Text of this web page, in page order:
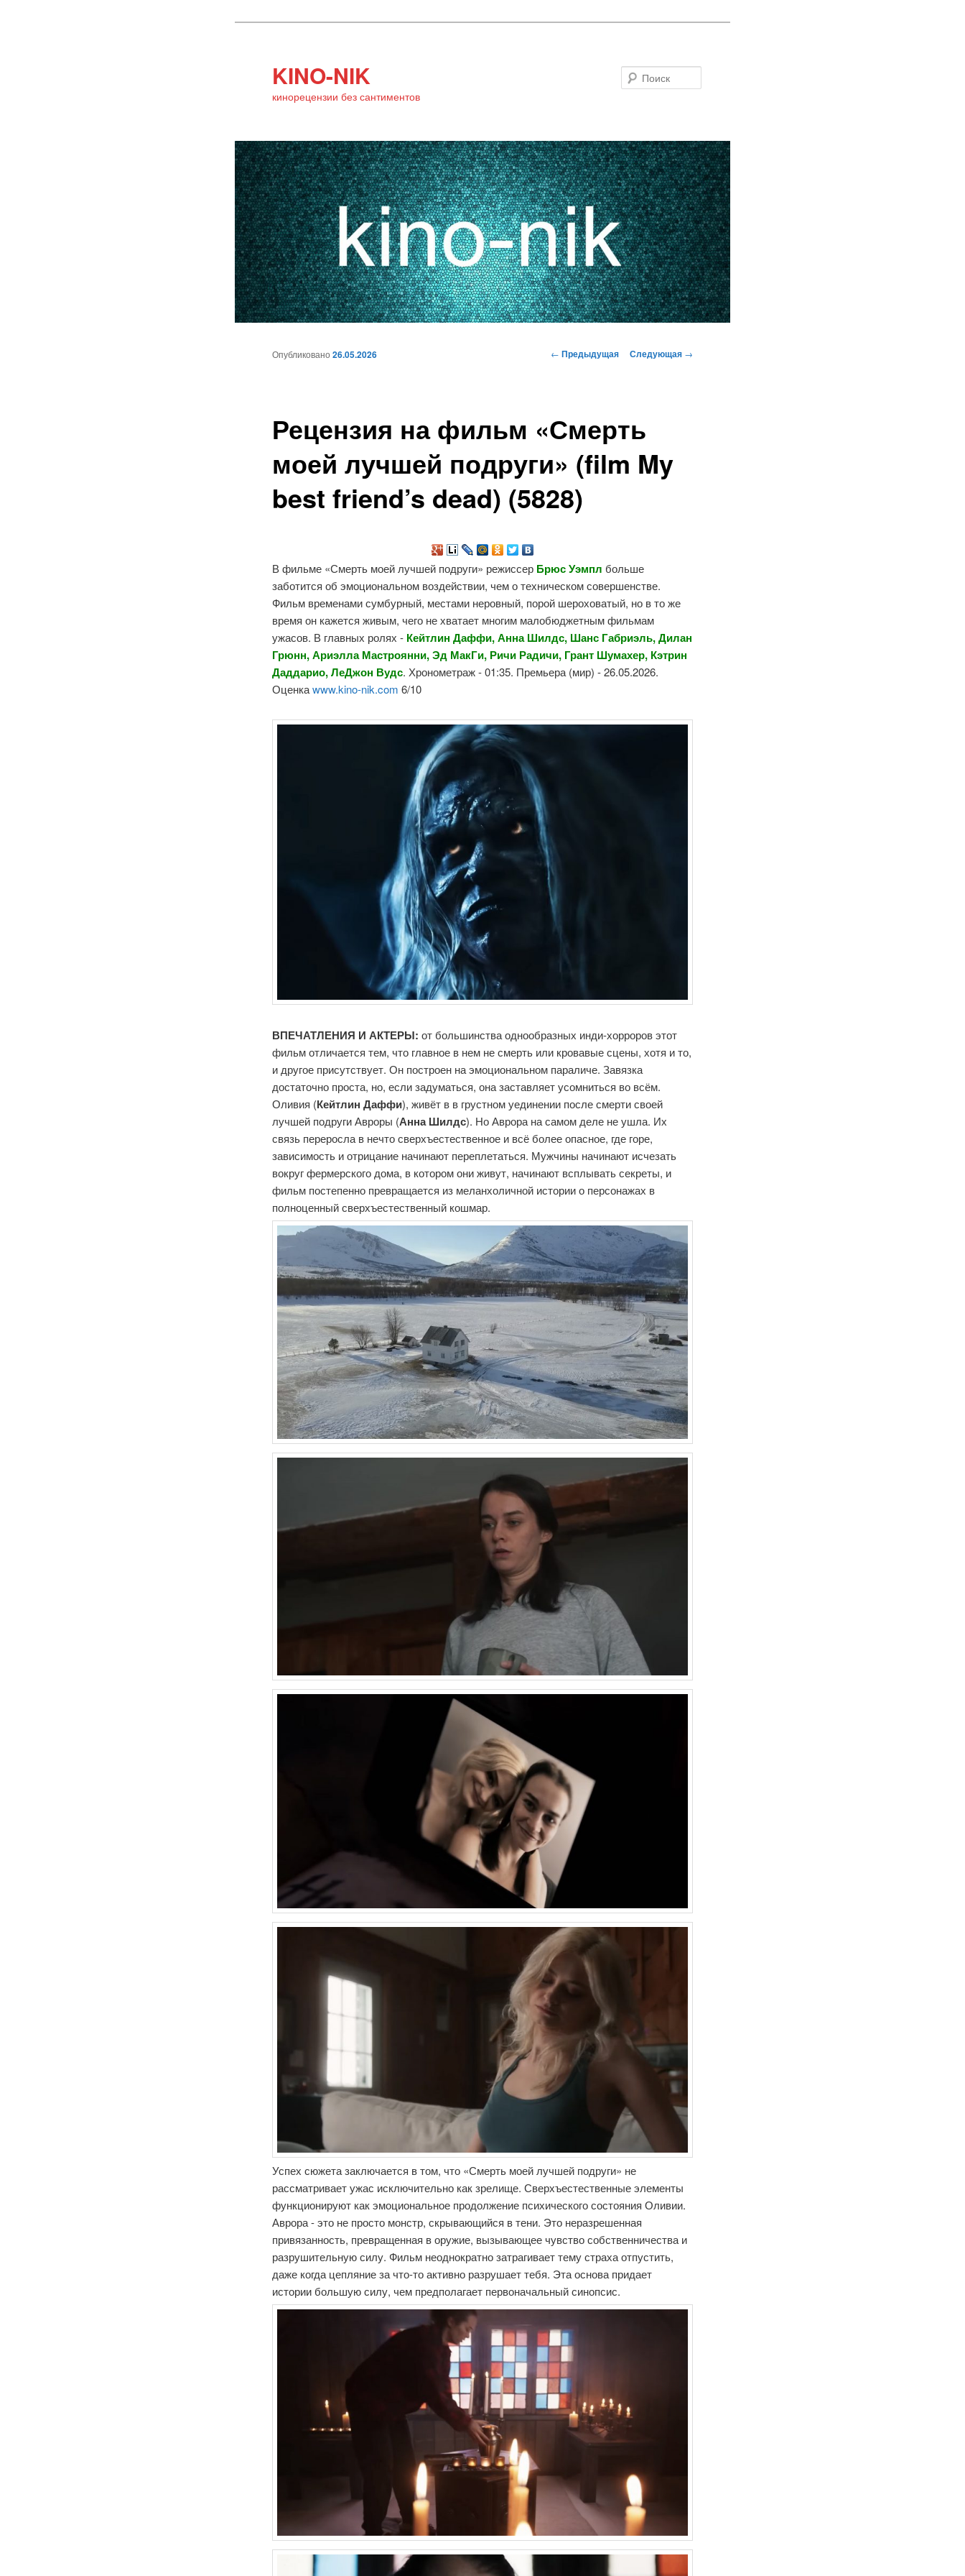
KINO-NIK
кинорецензии без сантиментов
содержимому
Навигация
← Предыдущая Следующая →
Рецензия на фильм «Смерть
моей лучшей подруги» (film My
best friend’s dead) (5828)
Опубликовано26.05.2026
В фильме «Смерть моей лучшей подруги» режиссер Брюс Уэмпл больше
заботится об эмоциональном воздействии, чем о техническом совершенстве.
Фильм временами сумбурный, местами неровный, порой шероховатый, но в то же
время он кажется живым, чего не хватает многим малобюджетным фильмам
ужасов. В главных ролях - Кейтлин Даффи, Анна Шилдс, Шанс Габриэль, Дилан
Грюнн, Ариэлла Мастроянни, Эд МакГи, Ричи Радичи, Грант Шумахер, Кэтрин
Даддарио, ЛеДжон Вудс. Хронометраж - 01:35. Премьера (мир) - 26.05.2026.
Оценкаwww.kino-nik.com 6/10
ВПЕЧАТЛЕНИЯ И АКТЕРЫ: от большинства однообразных инди-хорроров этот
фильм отличается тем, что главное в нем не смерть или кровавые сцены, хотя и то,
и другое присутствует. Он построен на эмоциональном параличе. Завязка
достаточно проста, но, если задуматься, она заставляет усомниться во всём.
Оливия (Кейтлин Даффи), живёт в в грустном уединении после смерти своей
лучшей подруги Авроры (Анна Шилдс). Но Аврора на самом деле не ушла. Их
связь переросла в нечто сверхъестественное и всё более опасное, где горе,
зависимость и отрицание начинают переплетаться. Мужчины начинают исчезать
вокруг фермерского дома, в котором они живут, начинают всплывать секреты, и
фильм постепенно превращается из меланхоличной истории о персонажах в
полноценный сверхъестественный кошмар.
Успех сюжета заключается в том, что «Смерть моей лучшей подруги» не
рассматривает ужас исключительно как зрелище. Сверхъестественные элементы
функционируют как эмоциональное продолжение психического состояния Оливии.
Аврора - это не просто монстр, скрывающийся в тени. Это неразрешенная
привязанность, превращенная в оружие, вызывающее чувство собственничества и
разрушительную силу. Фильм неоднократно затрагивает тему страха отпустить,
даже когда цепляние за что-то активно разрушает тебя. Эта основа придает
истории большую силу, чем предполагает первоначальный синопсис.